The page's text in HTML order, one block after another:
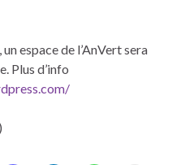
espace de l’AnVert sera
Plus d’info